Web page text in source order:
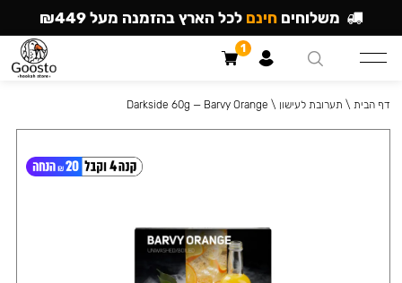
דף הבית \ תערובת לעישון \
Darkside 60g — Barvy Orange
משלוחים חינם לכל הארץ בהזמנה מעל ₪449
1